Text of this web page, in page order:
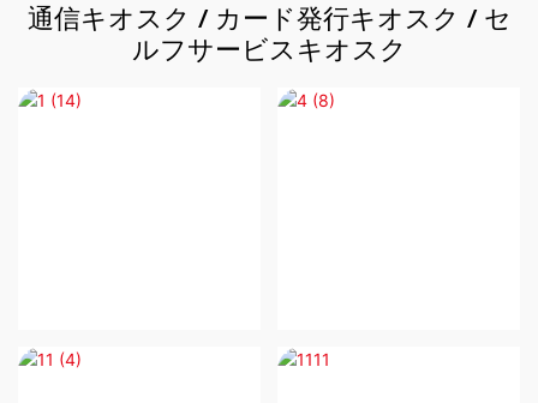
通信キオスク / カード発行キオスク / セ
ルフサービスキオスク